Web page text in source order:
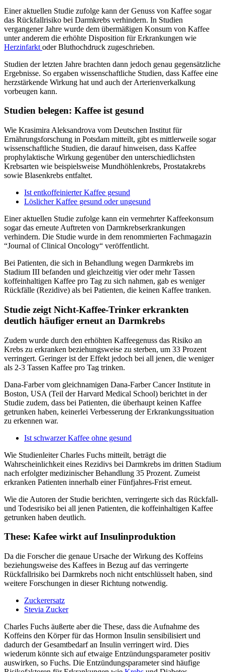
Einer aktuellen Studie zufolge kann der Genuss von Kaffee sogar
das Rückfallrisiko bei Darmkrebs verhindern. In Studien
vergangener Jahre wurde dem übermäßigen Konsum von Kaffee
unter anderem die erhöhte Disposition für Erkrankungen wie
Herzinfarkt oder Bluthochdruck zugeschrieben.
Studien der letzten Jahre brachten dann jedoch genau gegensätzliche
Ergebnisse. So ergaben wissenschaftliche Studien, dass Kaffee eine
herzstärkende Wirkung hat und auch der Arterienverkalkung
vorbeugen kann.
Studien belegen: Kaffee ist gesund
Wie Krasimira Aleksandrova vom Deutschen Institut für
Ernährungsforschung in Potsdam mitteilt, gibt es mittlerweile sogar
wissenschaftliche Studien, die darauf hinweisen, dass Kaffee
prophylaktische Wirkung gegenüber den unterschiedlichsten
Krebsarten wie beispielsweise Mundhöhlenkrebs, Prostatakrebs
sowie Blasenkrebs entfaltet.
Ist entkoffeinierter Kaffee gesund
Löslicher Kaffee gesund oder ungesund
Einer aktuellen Studie zufolge kann ein vermehrter Kaffeekonsum
sogar das erneute Auftreten von Darmkrebserkrankungen
verhindern. Die Studie wurde in dem renommierten Fachmagazin
“Journal of Clinical Oncology“ veröffentlicht.
Bei Patienten, die sich in Behandlung wegen Darmkrebs im
Stadium III befanden und gleichzeitig vier oder mehr Tassen
koffeinhaltigen Kaffee pro Tag zu sich nahmen, gab es weniger
Rückfälle (Rezidive) als bei Patienten, die keinen Kaffee tranken.
Studie zeigt Nicht-Kaffee-Trinker erkrankten
deutlich häufiger erneut an Darmkrebs
Zudem wurde durch den erhöhten Kaffeegenuss das Risiko an
Krebs zu erkranken beziehungsweise zu sterben, um 33 Prozent
verringert. Geringer ist der Effekt jedoch bei all jenen, die weniger
als 2-3 Tassen Kaffee pro Tag trinken.
Dana-Farber vom gleichnamigen Dana-Farber Cancer Institute in
Boston, USA (Teil der Harvard Medical School) berichtet in der
Studie zudem, dass bei Patienten, die überhaupt keinen Kaffee
getrunken haben, keinerlei Verbesserung der Erkrankungssituation
zu erkennen war.
Ist schwarzer Kaffee ohne gesund
Wie Studienleiter Charles Fuchs mitteilt, beträgt die
Wahrscheinlichkeit eines Rezidivs bei Darmkrebs im dritten Stadium
nach erfolgter medizinischer Behandlung 35 Prozent. Zumeist
erkranken Patienten innerhalb einer Fünfjahres-Frist erneut.
Wie die Autoren der Studie berichten, verringerte sich das Rückfall-
und Todesrisiko bei all jenen Patienten, die koffeinhaltigen Kaffee
getrunken haben deutlich.
These: Kafee wirkt auf Insulinproduktion
Da die Forscher die genaue Ursache der Wirkung des Koffeins
beziehungsweise des Kaffees in Bezug auf das verringerte
Rückfallrisiko bei Darmkrebs noch nicht entschlüsselt haben, sind
weitere Forschungen in dieser Richtung notwendig.
Zuckerersatz
Stevia Zucker
Charles Fuchs äußerte aber die These, dass die Aufnahme des
Koffeins den Körper für das Hormon Insulin sensibilisiert und
dadurch der Gesamtbedarf an Insulin verringert wird. Dies
wiederum könnte sich auf etwaige Entzündungsparameter positiv
auswirken, so Fuchs. Die Entzündungsparameter sind häufige